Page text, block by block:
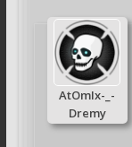
AtOmIx-_-
Dremy